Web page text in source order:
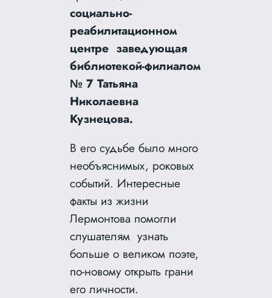
социально-
реабилитационном
центре заведующая
библиотекой-филиалом
№ 7 Татьяна
Николаевна
Кузнецова.
В его судьбе было много
необъяснимых, роковых
событий. Интересные
факты из жизни
Лермонтова помогли
слушателям узнать
больше о великом поэте,
по-новому открыть грани
его личности.